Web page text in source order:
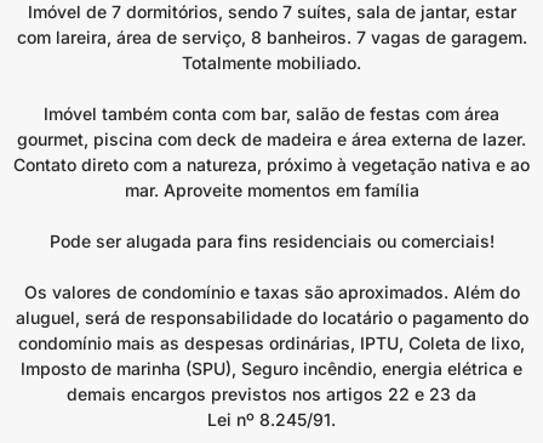
Imóvel de 7 dormitórios, sendo 7 suítes, sala de jantar, estar
com lareira, área de serviço, 8 banheiros. 7 vagas de garagem.
Totalmente mobiliado.
Imóvel também conta com bar, salão de festas com área
gourmet, piscina com deck de madeira e área externa de lazer.
Contato direto com a natureza, próximo à vegetação nativa e ao
mar. Aproveite momentos em família
Pode ser alugada para fins residenciais ou comerciais!
Os valores de condomínio e taxas são aproximados. Além do
aluguel, será de responsabilidade do locatário o pagamento do
condomínio mais as despesas ordinárias, IPTU, Coleta de lixo,
Imposto de marinha (SPU), Seguro incêndio, energia elétrica e
demais encargos previstos nos artigos 22 e 23 da
Lei nº 8.245/91.